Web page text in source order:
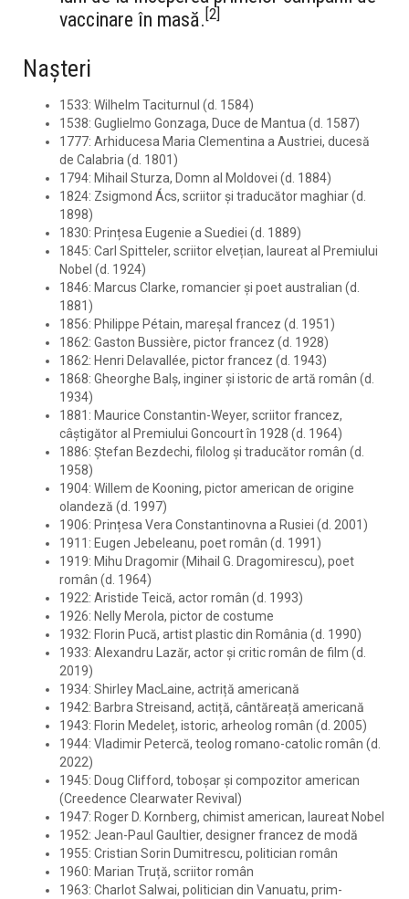
vaccinare în masă. [2]
Nașteri
1533: Wilhelm Taciturnul (d. 1584)
1538: Guglielmo Gonzaga, Duce de Mantua (d. 1587)
1777: Arhiducesa Maria Clementina a Austriei, ducesă
de Calabria (d. 1801)
1794: Mihail Sturza, Domn al Moldovei (d. 1884)
1824: Zsigmond Ács, scriitor și traducător maghiar (d.
1898)
1830: Prințesa Eugenie a Suediei (d. 1889)
1845: Carl Spitteler, scriitor elvețian, laureat al Premiului
Nobel (d. 1924)
1846: Marcus Clarke, romancier și poet australian (d.
1881)
1856: Philippe Pétain, mareșal francez (d. 1951)
1862: Gaston Bussière, pictor francez (d. 1928)
1862: Henri Delavallée, pictor francez (d. 1943)
1868: Gheorghe Balș, inginer și istoric de artă român (d.
1934)
1881: Maurice Constantin-Weyer, scriitor francez,
câștigător al Premiului Goncourt în 1928 (d. 1964)
1886: Ștefan Bezdechi, filolog și traducător român (d.
1958)
1904: Willem de Kooning, pictor american de origine
olandeză (d. 1997)
1906: Prințesa Vera Constantinovna a Rusiei (d. 2001)
1911: Eugen Jebeleanu, poet român (d. 1991)
1919: Mihu Dragomir (Mihail G. Dragomirescu), poet
român (d. 1964)
1922: Aristide Teică, actor român (d. 1993)
1926: Nelly Merola, pictor de costume
1932: Florin Pucă, artist plastic din România (d. 1990)
1933: Alexandru Lazăr, actor și critic român de film (d.
2019)
1934: Shirley MacLaine, actriță americană
1942: Barbra Streisand, actiță, cântăreață americană
1943: Florin Medeleț, istoric, arheolog român (d. 2005)
1944: Vladimir Petercă, teolog romano-catolic român (d.
2022)
1945: Doug Clifford, toboșar și compozitor american
(Creedence Clearwater Revival)
1947: Roger D. Kornberg, chimist american, laureat Nobel
1952: Jean-Paul Gaultier, designer francez de modă
1955: Cristian Sorin Dumitrescu, politician român
1960: Marian Truță, scriitor român
1963: Charlot Salwai, politician din Vanuatu, prim-